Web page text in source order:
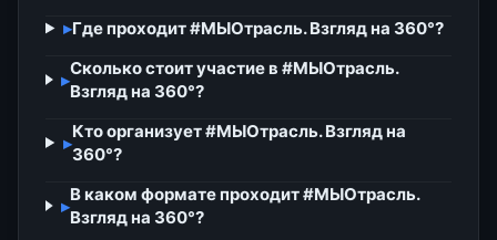
▸Где проходит #МЫОтрасль. Взгляд на 360°?
▸
Сколько стоит участие в #МЫОтрасль.
Взгляд на 360°?
▸
Кто организует #МЫОтрасль. Взгляд на
360°?
▸
В каком формате проходит #МЫОтрасль.
Взгляд на 360°?